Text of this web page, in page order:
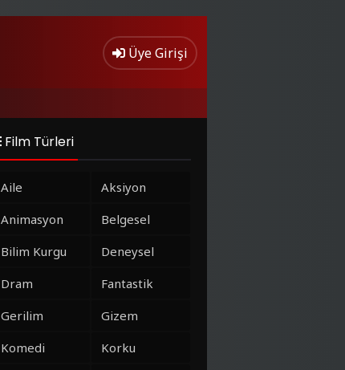
Üye Girişi
Film Türleri
Aile
Aksiyon
Animasyon
Belgesel
Bilim Kurgu
Deneysel
Dram
Fantastik
Gerilim
Gizem
Komedi
Korku